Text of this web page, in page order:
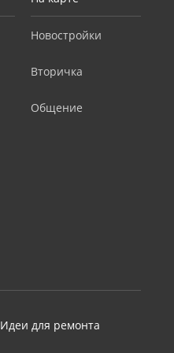
Новостройки
Вторичка
Общение
Идеи для ремонта